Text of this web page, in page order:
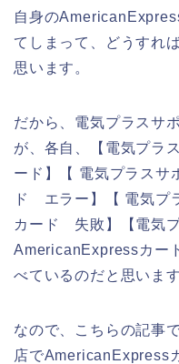
自身の
てしまって、どうすれ
思います。
だから、電気プラスサ
が、各自、【電気プラ
ード】【 電気プラス
ド エラー】【 電気プ
カード 失敗】【電気
AmericanExpressカー
べているのだと思います
なので、こちらの記事
店でAmericanExpress